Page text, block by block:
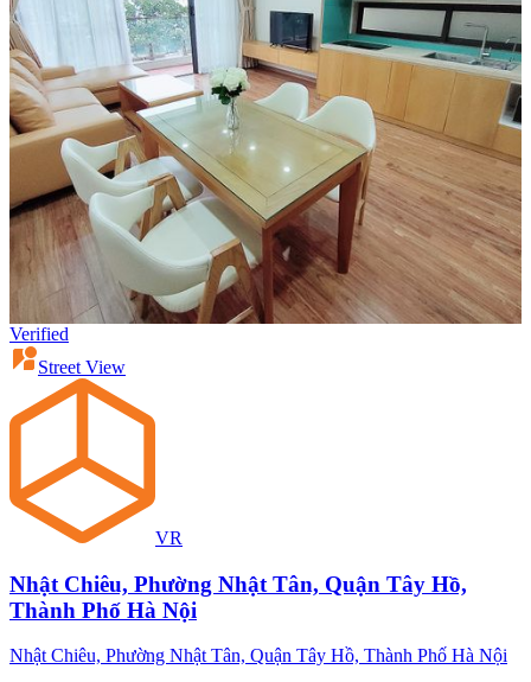
Verified
Street View
VR
Nhật Chiêu, Phường Nhật Tân, Quận Tây Hồ,
Thành Phố Hà Nội
Nhật Chiêu, Phường Nhật Tân, Quận Tây Hồ, Thành Phố Hà Nội